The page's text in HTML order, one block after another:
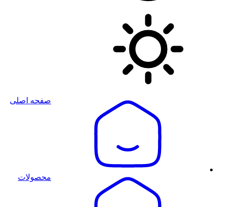
صفحه اصلی
محصولات